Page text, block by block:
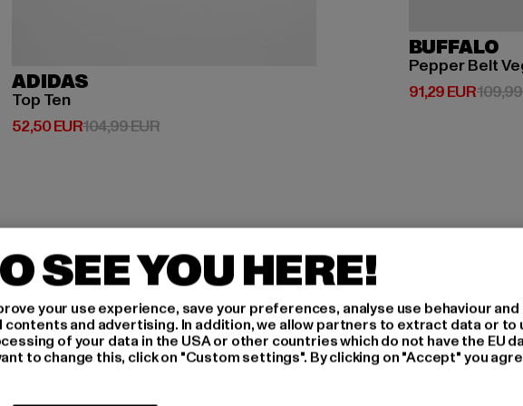
ADIDAS
Top Ten
52,50 EUR
Prix courant: 52,50 EUR
104,99 EURPrix en promotion: 104,99 EUR
BUFFALO
Pepper Belt
91,29 EUR
Prix courant:
SEE YOU HERE!
your use experience, save your preferences, analyse use behaviour
and advertising. In addition, we allow partners to extract data or to
of your data in the USA or other countries which do not have the EU
to change this, click on "Custom settings". By clicking on "Accept" you